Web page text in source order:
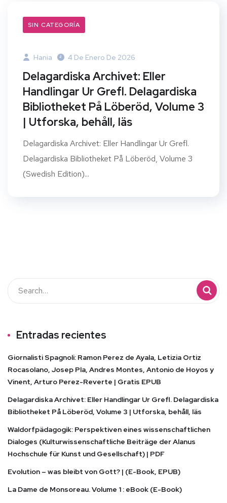
SIN CATEGORÍA
Hania 4 De Enero De 2026
Delagardiska Archivet: Eller
Handlingar Ur Grefl. Delagardiska
Bibliotheket På Löberöd, Volume 3
| Utforska, behåll, läs
Delagardiska Archivet: Eller Handlingar Ur Grefl.
Delagardiska Bibliotheket På Löberöd, Volume 3
(Swedish Edition)...
Entradas recientes
Giornalisti Spagnoli: Ramon Perez de Ayala, Letizia Ortiz
Rocasolano, Josep Pla, Andres Montes, Antonio de Hoyos y
Vinent, Arturo Perez-Reverte | Gratis EPUB
Delagardiska Archivet: Eller Handlingar Ur Grefl. Delagardiska
Bibliotheket På Löberöd, Volume 3 | Utforska, behåll, läs
Waldorfpädagogik: Perspektiven eines wissenschaftlichen
Dialoges (Kulturwissenschaftliche Beiträge der Alanus
Hochschule für Kunst und Gesellschaft) | PDF
Evolution – was bleibt von Gott? | (E-Book, EPUB)
La Dame de Monsoreau. Volume 1 : eBook (E-Book)